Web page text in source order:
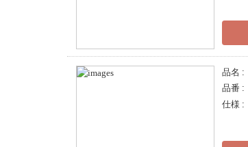
品名
品番
仕様